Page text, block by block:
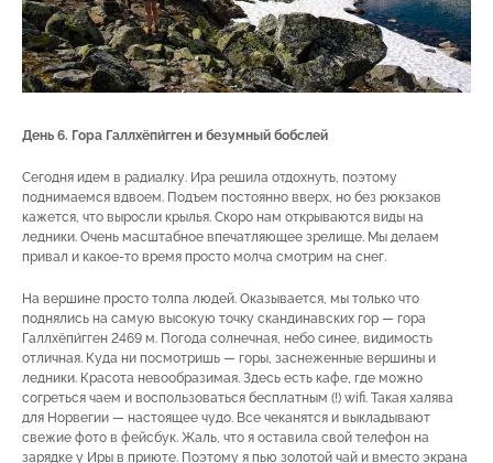
День 6. Гора Галлхёпи́гген и безумный бобслей
Сегодня идем в радиалку. Ира решила отдохнуть, поэтому
поднимаемся вдвоем. Подъем постоянно вверх, но без рюкзаков
кажется, что выросли крылья. Скоро нам открываются виды на
ледники. Очень масштабное впечатляющее зрелище. Мы делаем
привал и какое-то время просто молча смотрим на снег.
На вершине просто толпа людей. Оказывается, мы только что
поднялись на самую высокую точку скандинавских гор — гора
Галлхёпи́гген 2469 м. Погода солнечная, небо синее, видимость
отличная. Куда ни посмотришь — горы, заснеженные вершины и
ледники. Красота невообразимая. Здесь есть кафе, где можно
согреться чаем и воспользоваться бесплатным (!) wifi. Такая халява
для Норвегии — настоящее чудо. Все чеканятся и выкладывают
свежие фото в фейсбук. Жаль, что я оставила свой телефон на
зарядке у Иры в приюте. Поэтому я пью золотой чай и вместо экрана